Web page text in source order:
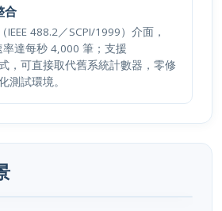
合
IEEE 488.2／SCPI/1999）介面，
率達每秒 4,000 筆；支援
，可直接取代舊系統計數器，零修
測試環境。